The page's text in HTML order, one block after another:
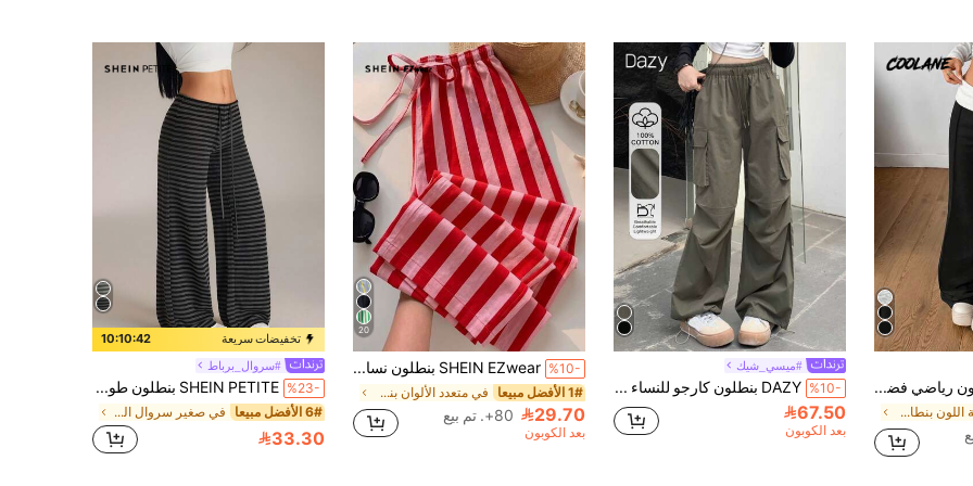
Coolane بنطلون رياضي فضفاض بخصر قابل للطي من القطن بنسبة 95٪ لموضة الهيب هوب Y2K للنساء
في كتلة اللون بنطال رياضي للنساء
#ميسي_شيك
%10- DAZY بنطلون كارجو للنساء بخصر قابل للسحب، ملابس الخريف
67.50
بعد الكوبون
20
%10- SHEIN EZwear بنطلون نسائي كاجوال برباط خصر وساق مستقيمة، بنطلون طويل مخطط بألوان متعددة، بأسلوب الشارع، مناسب للتنقل اليومي، الموعد، الحفلة، الخريف/الشتاء/الربيع/الصيف، عيد الميلاد، رأس السنة، ، الحفلة، الزفاف، الشاطئ، حفل التخرج، الموضة، الأناقة، الكاجوال، الخروج، الموعد، الموعد، التنقل
1# الأفضل مبيعا في متعدد الألوان بنطلون كاجوال
29.70 80+. تم بيع
بعد الكوبون
تخفيضات سريعة 10:10:41
#سروال_برباط
%23- SHEIN PETITE بنطلون طويل أسود مخطط بخصر منخفض جداً للنساء، خريف/شتاء جديد، للنساء الصغيرات
6# الأفضل مبيعا في صغير سروال النساء
33.30